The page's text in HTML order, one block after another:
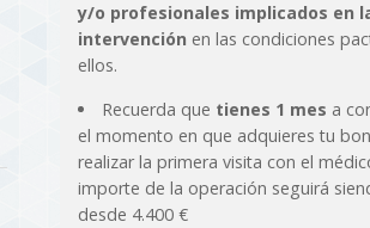
y/o profesionales implicados en
intervención en las condiciones
ellos.
Recuerda que tienes 1 mes a
el momento en que adquieres tu
realizar la primera visita con el
importe de la operación seguirá
desde 4.400 €